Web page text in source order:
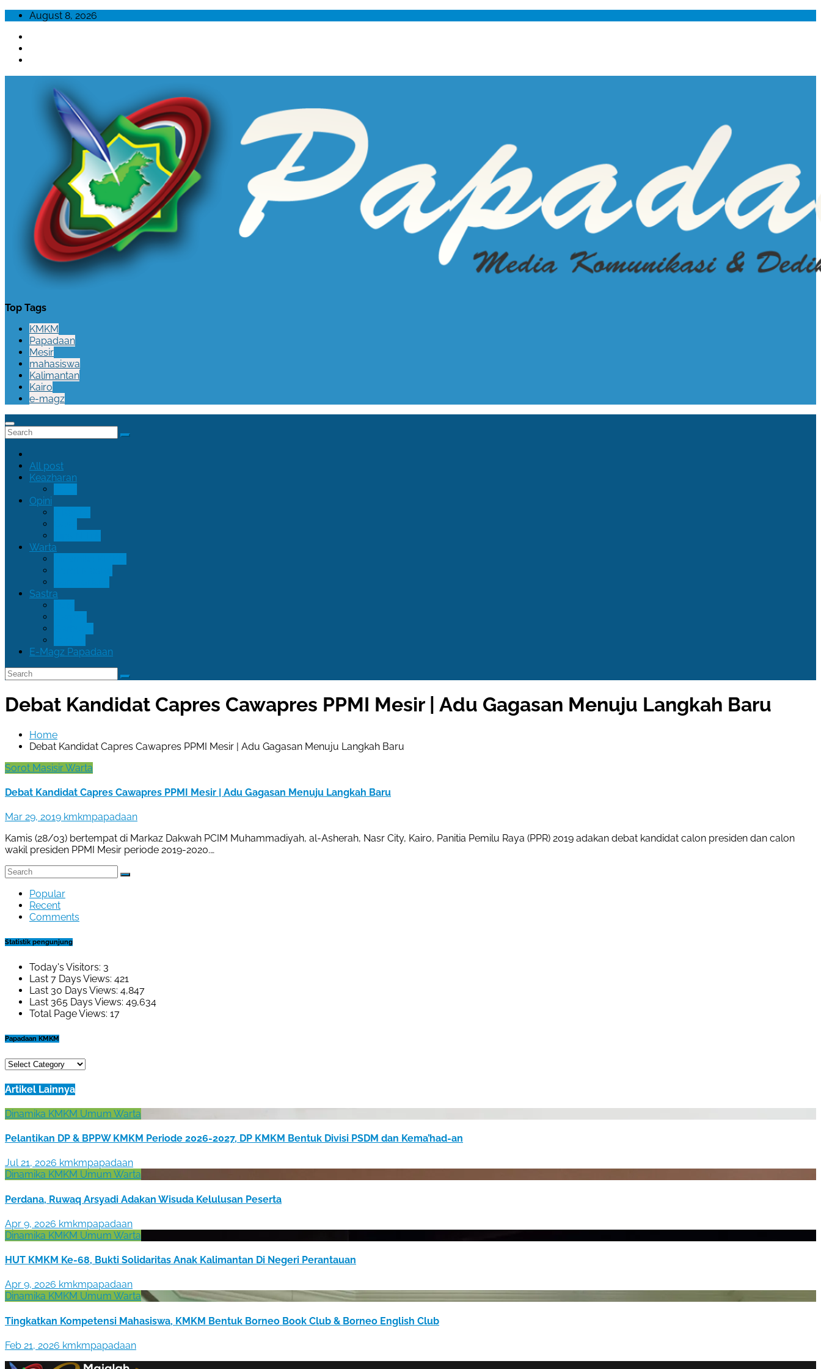
Skip
content
August 8, 2026
Top Tags
KMKM
Papadaan
Mesir
mahasiswa
Kalimantan
Kairo
e-magz
All post
Keazharan
Opini
Warta
Sastra
E-Magz Papadaan
Debat Kandidat Capres Cawapres PPMI Mesir | Adu Gagasan Menuju Langkah Baru
Home
Debat Kandidat Capres Cawapres PPMI Mesir | Adu Gagasan Menuju Langkah Baru
Sorot MasisirWarta
Debat Kandidat Capres Cawapres PPMI Mesir | Adu Gagasan Menuju Langkah Baru
Mar 29, 2019 kmkmpapadaan
Kamis (28/03) bertempat di Markaz Dakwah PCIM Muhammadiyah, al-Asherah, Nasr City, Kairo, Panitia Pemilu Raya (PPR) 2019 adakan debat kandidat calon presiden dan calon
wakil presiden PPMI Mesir periode 2019-2020.…
Popular
Recent
Comments
Statistik pengunjung
Today's Visitors: 3
Last 7 Days Views: 421
Last 30 Days Views: 4,847
Last 365 Days Views: 49,634
Total Page Views: 17
Papadaan KMKM
Papadaan
Artikel Lainnya
Dinamika KMKM Umum Warta
Pelantikan DP & BPPW KMKM Periode 2026-2027, DP KMKM Bentuk Divisi PSDM dan Kema’had-an
Jul 21, 2026 kmkmpapadaan
Dinamika KMKM Umum Warta
Perdana, Ruwaq Arsyadi Adakan Wisuda Kelulusan Peserta
Apr 9, 2026 kmkmpapadaan
Dinamika KMKM Umum Warta
HUT KMKM Ke-68, Bukti Solidaritas Anak Kalimantan Di Negeri Perantauan
Apr 9, 2026 kmkmpapadaan
Dinamika KMKM Umum Warta
Tingkatkan Kompetensi Mahasiswa, KMKM Bentuk Borneo Book Club & Borneo English Club
Feb 21, 2026 kmkmpapadaan